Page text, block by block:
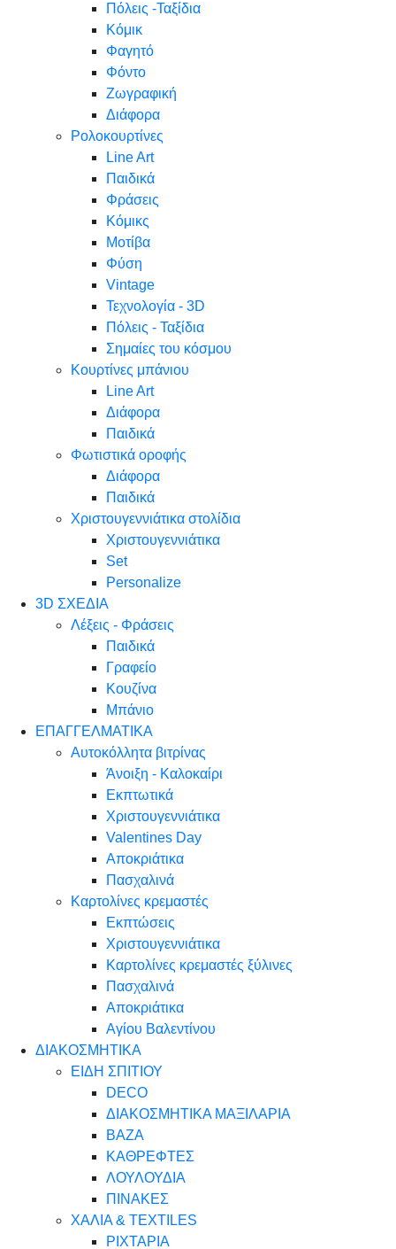
Πόλεις -Ταξίδια
Κόμικ
Φαγητό
Φόντο
Ζωγραφική
Διάφορα
Ρολοκουρτίνες
Line Art
Παιδικά
Φράσεις
Κόμικς
Μοτίβα
Φύση
Vintage
Τεχνολογία - 3D
Πόλεις - Ταξίδια
Σημαίες του κόσμου
Κουρτίνες μπάνιου
Line Art
Διάφορα
Παιδικά
Φωτιστικά οροφής
Διάφορα
Παιδικά
Χριστουγεννιάτικα στολίδια
Χριστουγεννιάτικα
Set
Personalize
3D ΣΧΕΔΙΑ
Λέξεις - Φράσεις
Παιδικά
Γραφείο
Κουζίνα
Μπάνιο
ΕΠΑΓΓΕΛΜΑΤΙΚΑ
Αυτοκόλλητα βιτρίνας
Άνοιξη - Καλοκαίρι
Εκπτωτικά
Χριστουγεννιάτικα
Valentines Day
Αποκριάτικα
Πασχαλινά
Καρτολίνες κρεμαστές
Εκπτώσεις
Χριστουγεννιάτικα
Καρτολίνες κρεμαστές ξύλινες
Πασχαλινά
Αποκριάτικα
Αγίου Βαλεντίνου
ΔΙΑΚΟΣΜΗΤΙΚΑ
ΕΙΔΗ ΣΠΙΤΙΟΥ
DECO
ΔΙΑΚΟΣΜΗΤΙΚΑ ΜΑΞΙΛΑΡΙΑ
ΒΑΖΑ
ΚΑΘΡΕΦΤΕΣ
ΛΟΥΛΟΥΔΙΑ
ΠΙΝΑΚΕΣ
ΧΑΛΙΑ & TEXTILES
ΡΙΧΤΑΡΙΑ